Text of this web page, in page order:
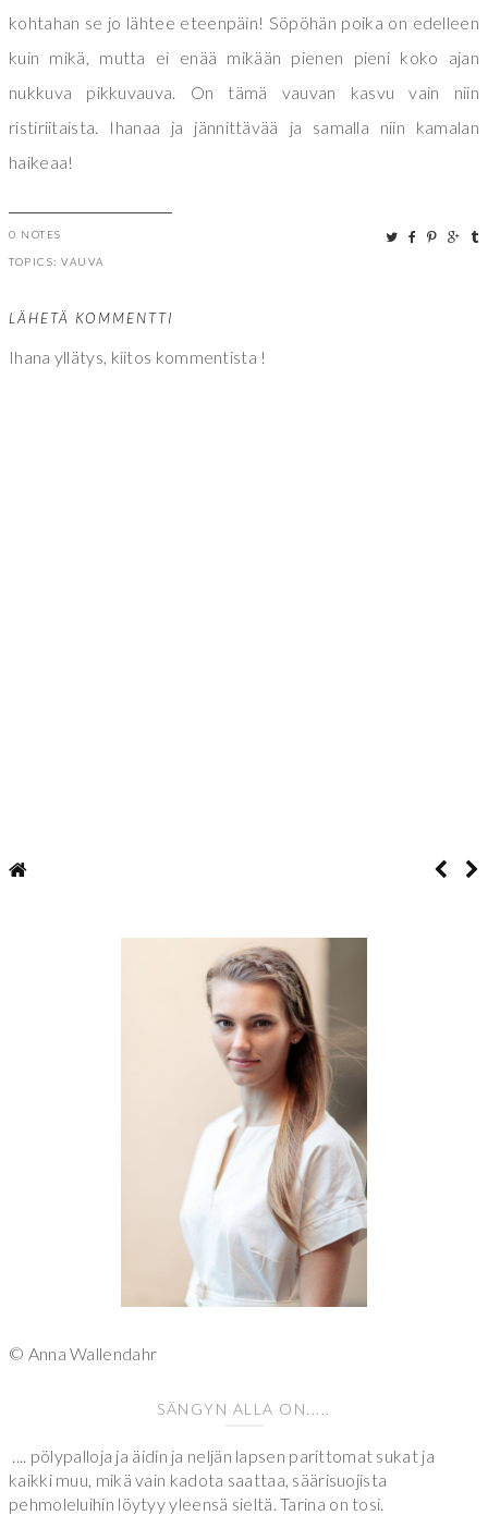
kohtahan se jo lähtee eteenpäin! Söpöhän poika on edelleen
kuin mikä, mutta ei enää mikään pienen pieni koko ajan
nukkuva pikkuvauva. On tämä vauvan kasvu vain niin
ristiriitaista. Ihanaa ja jännittävää ja samalla niin kamalan
haikeaa!
0 NOTES
TOPICS: VAUVA
LÄHETÄ KOMMENTTI
Ihana yllätys, kiitos kommentista !
© Anna Wallendahr
SÄNGYN ALLA ON.....
.... pölypalloja ja äidin ja neljän lapsen parittomat sukat ja
kaikki muu, mikä vain kadota saattaa, säärisuojista
pehmoleluihin löytyy yleensä sieltä. Tarina on tosi.